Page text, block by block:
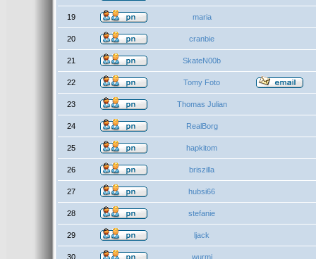
19 maria
20 cranbie
21 SkateN00b
22 Tomy Foto
23 Thomas Julian
24 RealBorg
25 hapkitom
26 briszilla
27 hubsi66
28 stefanie
29 ljack
30 wurmi